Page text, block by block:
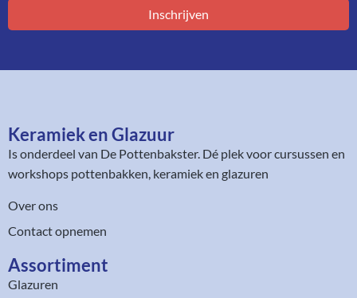
Inschrijven
Keramiek en Glazuur​
Is onderdeel van De Pottenbakster. Dé plek voor cursussen en
workshops pottenbakken, keramiek en glazuren
Over ons
Contact opnemen
Assortiment​
Glazuren